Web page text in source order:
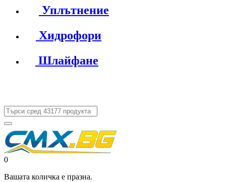
Уплътнение
Хидрофори
Шлайфане
0
Вашата количка е празна.